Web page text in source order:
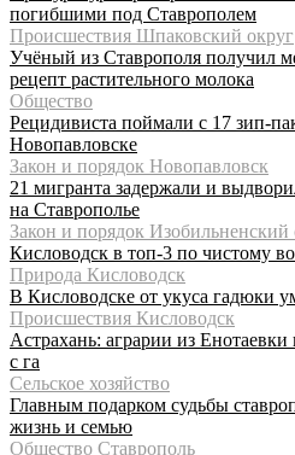
погибшими под Ставрополем
Происшествия Шпаковский округ
Учёный из Ставрополя получил
рецепт растительного молока
Общество
Рецидивиста поймали с 17 зип-
Новопавловске
Закон и порядок Новопавловск
21 мигранта задержали и
на Ставрополье
Закон и порядок Изобильненский
Кисловодск в топ-3 по чистому
Природа Кисловодск
В Кисловодске от укуса гадюки
Происшествия Кисловодск
Астрахань: аграрии из
с га
Сельское хозяйство
Главным подарком судьбы
жизнь и семью
Общество Ставрополь